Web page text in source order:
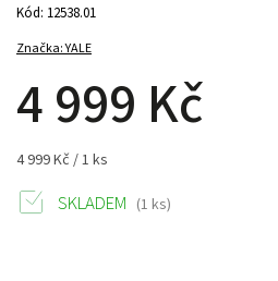
Značka:YALE
4 999 Kč
4 999 Kč / 1 ks
Kód: 12538.01
SKLADEM (1 ks)